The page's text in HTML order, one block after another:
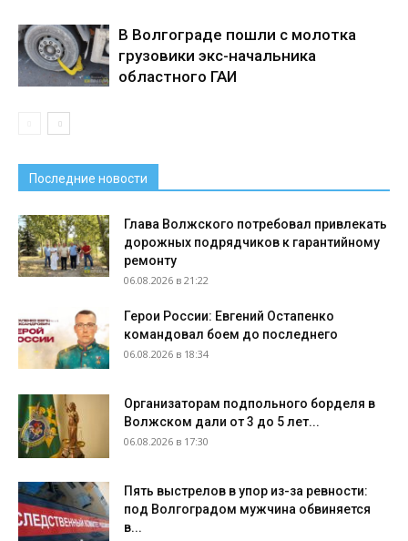
В Волгограде пошли с молотка
грузовики экс-начальника
областного ГАИ
Последние новости
Глава Волжского потребовал привлекать
дорожных подрядчиков к гарантийному
ремонту
06.08.2026 в 21:22
Герои России: Евгений Остапенко
командовал боем до последнего
06.08.2026 в 18:34
Организаторам подпольного борделя в
Волжском дали от 3 до 5 лет...
06.08.2026 в 17:30
Пять выстрелов в упор из-за ревности:
под Волгоградом мужчина обвиняется
в...